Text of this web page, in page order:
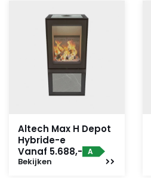
Altech Max H Depot
Hybride-e
Vanaf 5.688,- A
Bekijken